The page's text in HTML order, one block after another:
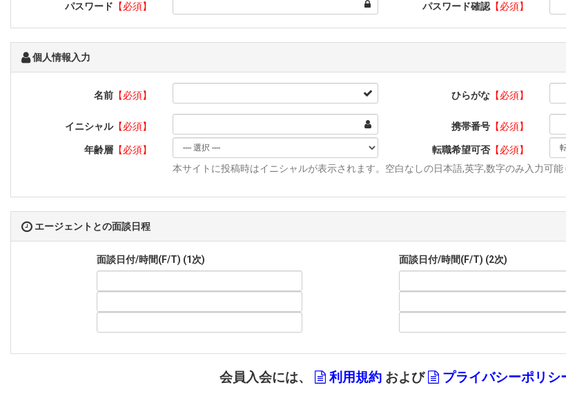
パスワード 【必須】 パスワード確認【必須】
個人情報入力
名前【必須】 ひらがな 【必須】
イニシャル【必須】 携帯番号 【必須】
年齢層【必須】 転職希望可否【必須】
本サイトに投稿時はイニシャルが表示されます。空白なしの日本語,英字,数字のみ入力可能
エージェントとの面談日程
面談日付/時間(F/T) (1次) 面談日付/時間(F/T) (2次)
会員入会には、 利用規約 および プライバシーポリシ